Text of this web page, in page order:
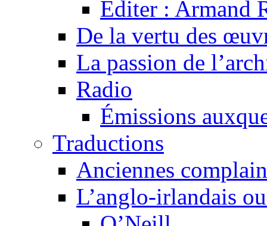
Éditer : Armand
De la vertu des
La passion de
Radio
Émissions
Traductions
Anciennes
L’anglo-irlandais